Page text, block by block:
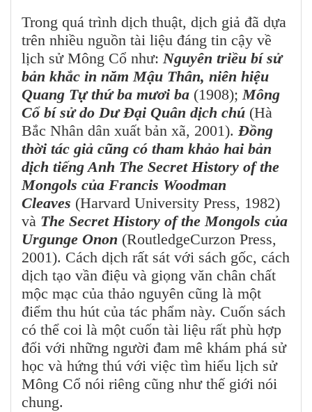
Trong quá trình dịch thuật, dịch giả đã dựa
trên nhiều nguồn tài liệu đáng tin cậy về
lịch sử Mông Cổ như: Nguyên triều bí sử
bản khắc in năm Mậu Thân, niên hiệu
Quang Tự thứ ba mươi ba (1908);Mông
Cổ bí sử do Dư Đại Quân dịch chú (Hà
Bắc Nhân dân xuất bản xã, 2001). Đồng
thời tác giả cũng có tham khảo hai bản
dịch tiếng Anh The Secret History of the
Mongols của Francis Woodman
Cleaves (Harvard University Press, 1982)
và The Secret History of the Mongols của
Urgunge Onon (RoutledgeCurzon Press,
2001). Cách dịch rất sát với sách gốc, cách
dịch tạo vần điệu và giọng văn chân chất
mộc mạc của thảo nguyên cũng là một
điểm thu hút của tác phẩm này. Cuốn sách
có thể coi là một cuốn tài liệu rất phù hợp
đối với những người đam mê khám phá sử
học và hứng thú với việc tìm hiểu lịch sử
Mông Cổ nói riêng cũng như thế giới nói
chung.